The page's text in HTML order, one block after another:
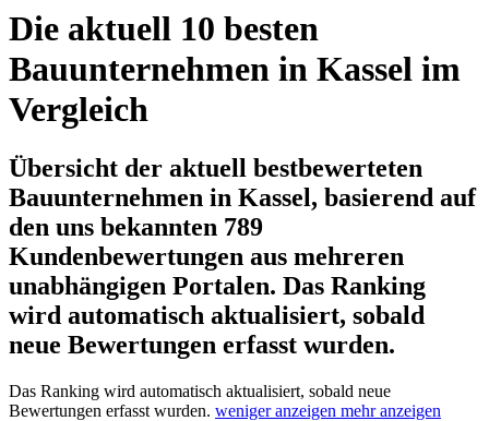
Die aktuell 10 besten
Bauunternehmen in Kassel im
Vergleich
Übersicht der aktuell bestbewerteten
Bauunternehmen in Kassel, basierend auf
den uns bekannten 789
Kundenbewertungen aus mehreren
unabhängigen Portalen. Das Ranking
wird automatisch aktualisiert, sobald
neue Bewertungen erfasst wurden.
Das Ranking wird automatisch aktualisiert, sobald neue
Bewertungen erfasst wurden. weniger anzeigen mehr anzeigen